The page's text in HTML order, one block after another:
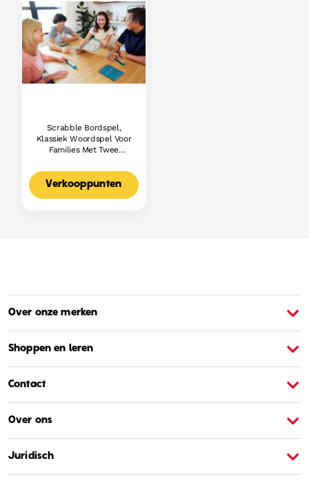
Scrabble Bordspel,
Klassiek Woordspel Voor
Families Met Twee
Voor 2-4 Spelers,
Nederlandse Editie
Verkooppunten
Over onze merken
Shoppen en leren
Contact
Over ons
Juridisch